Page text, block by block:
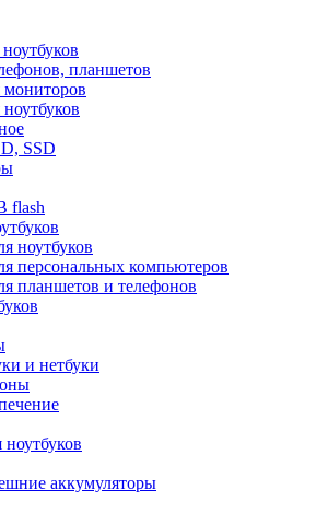
планшетов
мониторов
SSD
flash
ноутбуков
персональных компьютеров
планшетов и телефонов
и нетбуки
аккумуляторы